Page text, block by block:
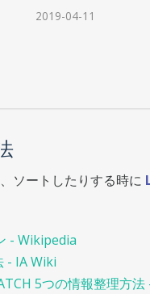
2019-04-11
ソートしたりする時に
- Wikipedia
- IA Wiki
5つの情報整理方法